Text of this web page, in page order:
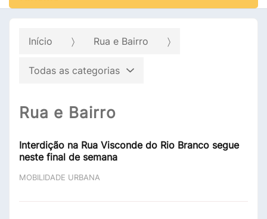
Início Rua e Bairro
Todas as categorias
Rua e Bairro
Interdição na Rua Visconde do Rio Branco segue
neste final de semana
MOBILIDADE URBANA